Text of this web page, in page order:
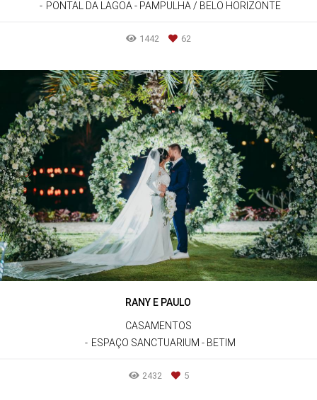
PONTAL DA LAGOA - PAMPULHA / BELO HORIZONTE
1442 62
RANY E PAULO
CASAMENTOS
ESPAÇO SANCTUARIUM - BETIM
2432 5